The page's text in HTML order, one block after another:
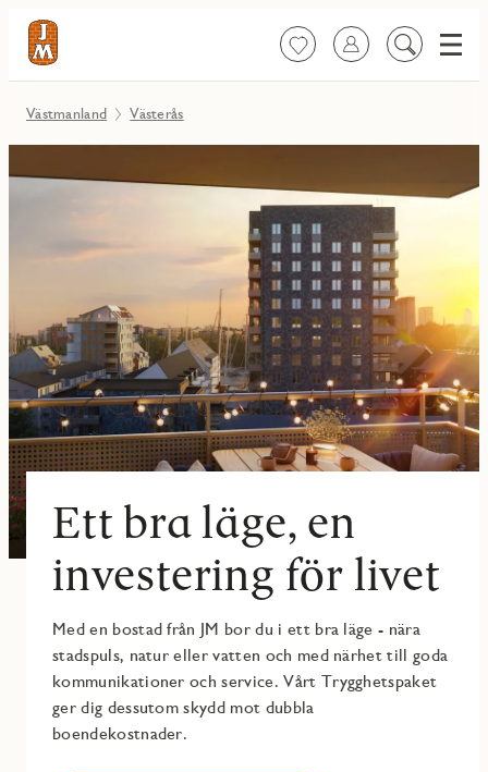
FavoriterLogga in
Sök
Meny
Västmanland Västerås
Ett bra läge, en
investering för livet
Med en bostad från JM bor du i ett bra läge - nära
stadspuls, natur eller vatten och med närhet till goda
kommunikationer och service. Vårt Trygghetspaket
ger dig dessutom skydd mot dubbla
boendekostnader.